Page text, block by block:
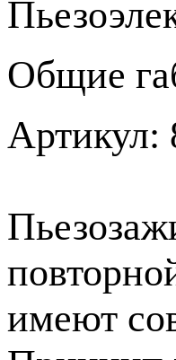
Общие
Артикул:
имеют